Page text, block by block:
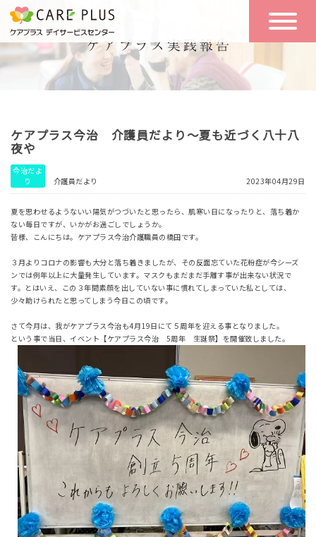
こんな方に
おすすめ
一日の流れ
一日体験
空き状況
実践報告
リクルート
お問い合わせ
体験希望
ケアプラス今治 介護員だより～夏も近づく八十八
夜や
今治だよ
り
介護員だより 2023年04月29日
夏を思わせるようないい陽気がつづいたと思ったら、肌寒い日になったりと、落ち着か
ない毎日ですが、いかがお過ごしでしょうか。
皆様、こんにちは。ケアプラス今治介護職員の橋田です。
３月よりコロナの影響も大分と落ち着きましたが、その反面忘ていた花粉症が今シーズ
ンでは例年以上に大量発生しています。マスクもまだまだ手離す事が出来ない状況で
す。とはいえ、この３年間素顔を出していない事に慣れてしまっていた私としては、
少々助けられたと思ってしまう今日この頃です。
さて今月は、我がケアプラス今治も4月19日にて５周年を迎える事となりました。
という事で当日、イベント【ケアプラス今治 5周年 生誕祭】を開催致しました。